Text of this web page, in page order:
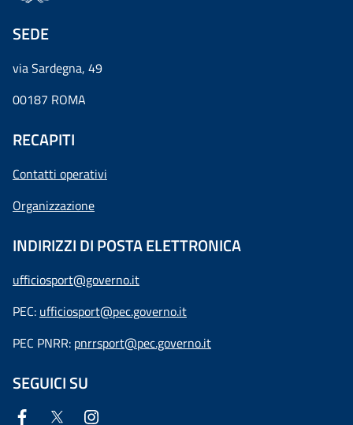
SEDE
via Sardegna, 49
00187 ROMA
RECAPITI
Contatti operativi
Organizzazione
INDIRIZZI DI POSTA ELETTRONICA
ufficiosport@governo.it
PEC: ufficiosport@pec.governo.it
PEC PNRR: pnrrsport@pec.governo.it
SEGUICI SU